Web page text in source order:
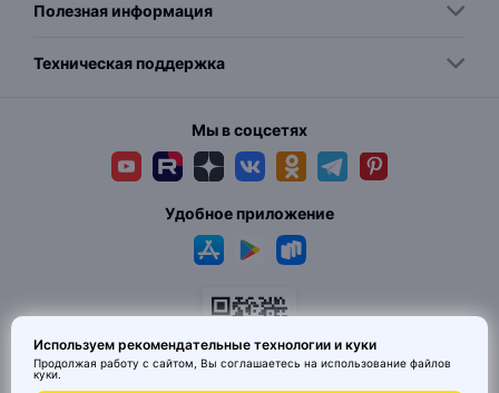
Полезная информация
Техническая поддержка
Мы в соцсетях
Удобное приложение
Используем рекомендательные технологии и куки
Продолжая работу с сайтом, Вы соглашаетесь на использование файлов
куки.